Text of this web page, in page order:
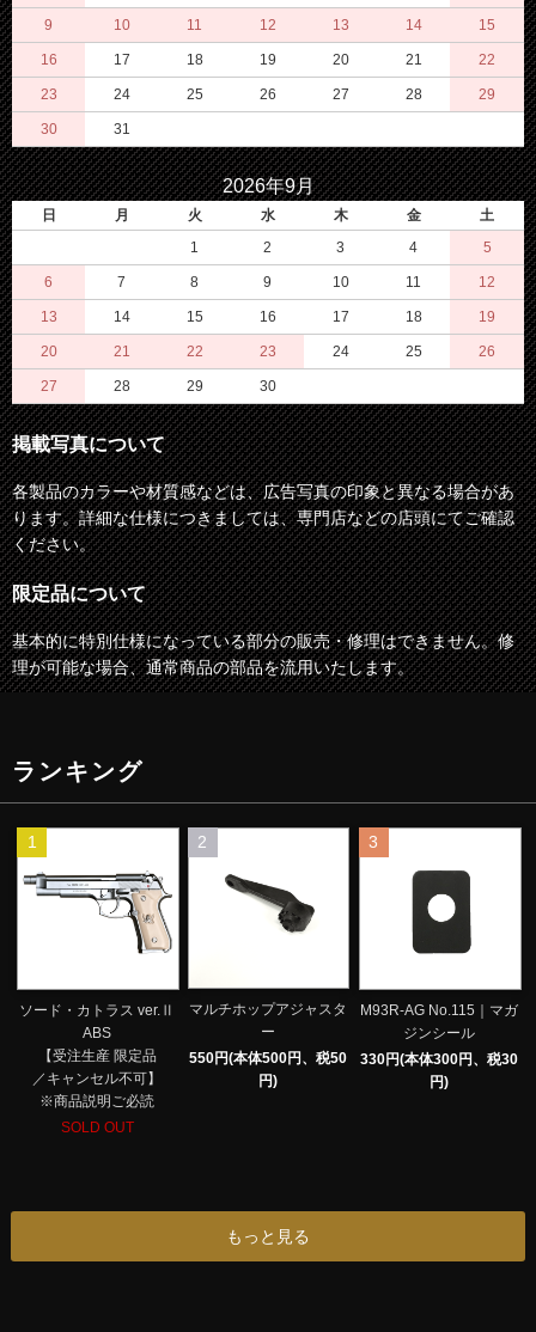
9 10 11 12 13 14 15
16 17 18 19 20 21 22
23 24 25 26 27 28 29
30 31
2026年9月
日 月 火 水 木 金
土
1
2 3 4 5
6 7 8 9 10 11 12
13 14 15 16 17 18 19
20 21 22 23 24 25 26
27 28 29 30
掲載写真について
各製品のカラーや材質感などは、広告写真の印象と異なる場合があ
ります。詳細な仕様につきましては、専門店などの店頭にてご確認
ください。
限定品について
基本的に特別仕様になっている部分の販売・修理はできません。修
理が可能な場合、通常商品の部品を流用いたします。
ランキング
1
ソード・カトラス ver.Ⅱ
ABS
【受注生産 限定品
／キャンセル不可】
※商品説明ご必読
SOLD OUT
2
マルチホップアジャスタ
ー
550円(本体500円、税50
円)
3
M93R-AG No.115｜マガ
ジンシール
330円(本体300円、税30
円)
もっと見る